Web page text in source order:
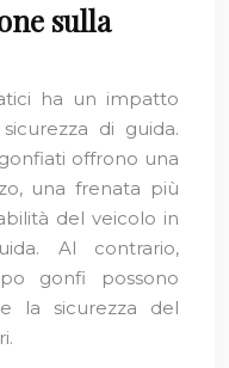
sulla
ha un impatto
di guida.
offrono una
una frenata più
del veicolo in
Al contrario,
gonfi possono
la sicurezza del